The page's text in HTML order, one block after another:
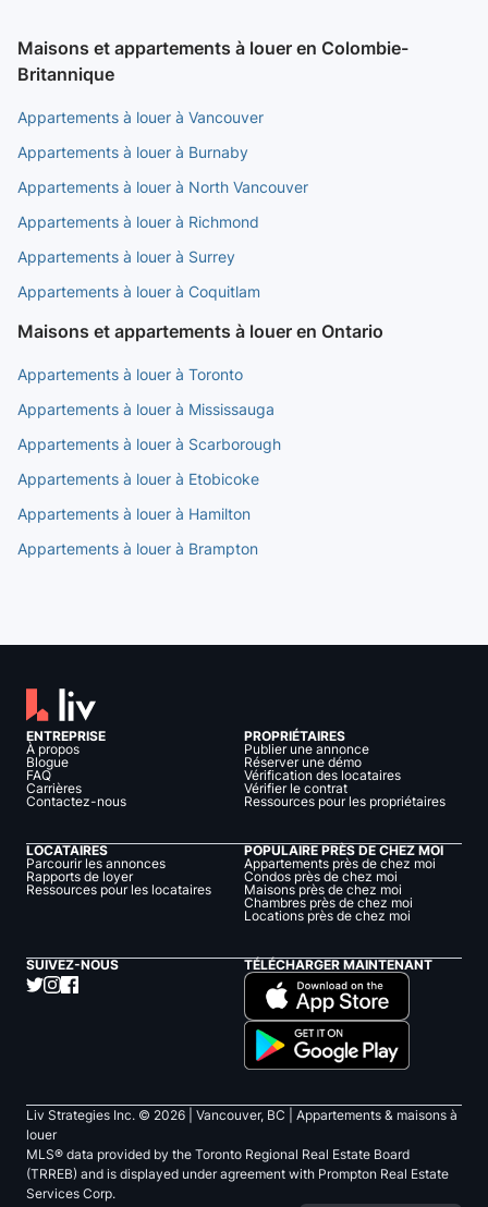
Maisons et appartements à louer en Colombie-
Britannique
Appartements à louer à Vancouver
Appartements à louer à Burnaby
Appartements à louer à North Vancouver
Appartements à louer à Richmond
Appartements à louer à Surrey
Appartements à louer à Coquitlam
Maisons et appartements à louer en Ontario
Appartements à louer à Toronto
Appartements à louer à Mississauga
Appartements à louer à Scarborough
Appartements à louer à Etobicoke
Appartements à louer à Hamilton
Appartements à louer à Brampton
ENTREPRISE
À propos
Blogue
FAQ
Carrières
Contactez-nous
PROPRIÉTAIRES
Publier une annonce
Réserver une démo
Vérification des locataires
Vérifier le contrat
Ressources pour les propriétaires
LOCATAIRES
Parcourir les annonces
Rapports de loyer
Ressources pour les locataires
POPULAIRE PRÈS DE CHEZ MOI
Appartements près de chez moi
Condos près de chez moi
Maisons près de chez moi
Chambres près de chez moi
Locations près de chez moi
SUIVEZ-NOUS TÉLÉCHARGER MAINTENANT
Liv Strategies Inc. © 2026 | Vancouver, BC |
Appartements & maisons à
louer
MLS® data provided by the Toronto Regional Real Estate Board
(TRREB) and is displayed under agreement with Prompton Real Estate
Services Corp.